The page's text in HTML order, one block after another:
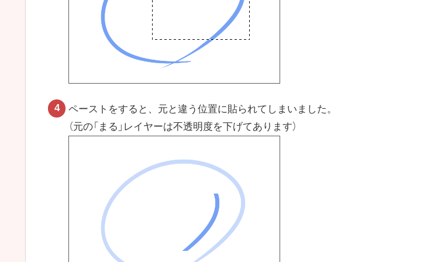
ペーストをすると、元と違う位置に貼られてしまいました。
（元の「まる」レイヤーは不透明度を下げてあります）